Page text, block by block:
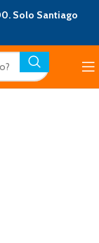
Solo Santiago